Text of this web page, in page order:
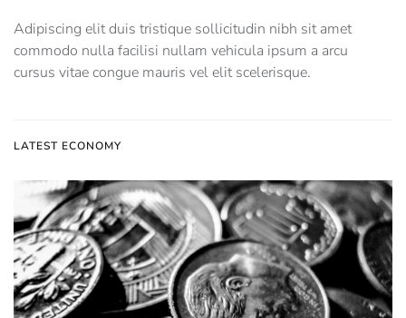
Adipiscing elit duis tristique sollicitudin nibh sit amet
commodo nulla facilisi nullam vehicula ipsum a arcu
cursus vitae congue mauris vel elit scelerisque.
LATEST ECONOMY